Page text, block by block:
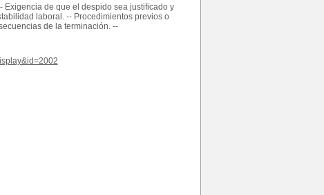
Exigencia de que el despido sea justificado y
laboral. -- Procedimientos previos o
de la terminación. --